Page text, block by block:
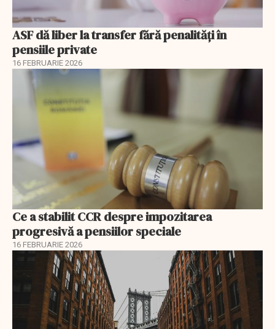
ASF dă liber la transfer fără penalități în
pensiile private
16 FEBRUARIE 2026
Ce a stabilit CCR despre impozitarea
progresivă a pensiilor speciale
16 FEBRUARIE 2026